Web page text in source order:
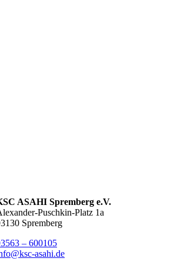
ASAHI Spremberg e.V.
Puschkin-Platz 1a
Spremberg
– 600105
asahi.de